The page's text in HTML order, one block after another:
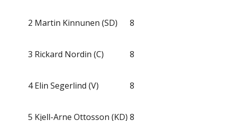
2 Martin Kinnunen (SD) 8
3 Rickard Nordin (C) 8
4 Elin Segerlind (V) 8
5 Kjell-Arne Ottosson (KD) 8